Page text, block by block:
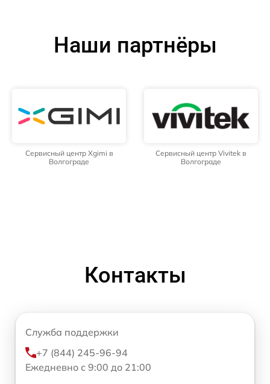
Наши партнёры
Сервисный центр Xgimi в
Волгограде
Сервисный центр Vivitek в
Волгограде
Контакты
Служба поддержки
+7 (844) 245-96-94
Ежедневно с 9:00 до 21:00